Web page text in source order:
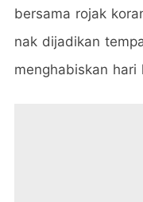
bersama rojak
nak dijadikan
menghabiskan hari